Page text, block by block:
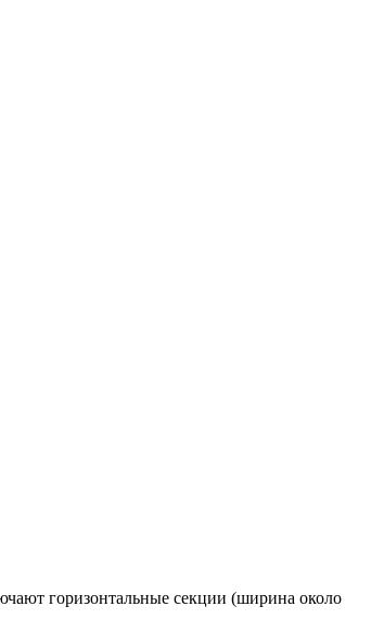
горизонтальные секции (ширина около